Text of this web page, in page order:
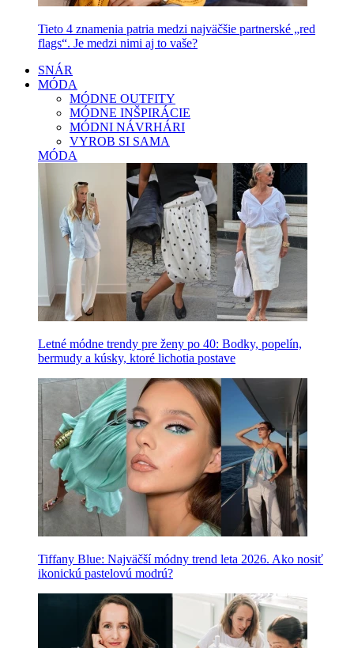
Tieto 4 znamenia patria medzi najväčšie partnerské „red
flags“. Je medzi nimi aj to vaše?
SNÁR
MÓDA
MÓDNE OUTFITY
MÓDNE INŠPIRÁCIE
MÓDNI NÁVRHÁRI
VYROB SI SAMA
MÓDA
Letné módne trendy pre ženy po 40: Bodky, popelín,
bermudy a kúsky, ktoré lichotia postave
Tiffany Blue: Najväčší módny trend leta 2026. Ako nosiť
ikonickú pastelovú modrú?